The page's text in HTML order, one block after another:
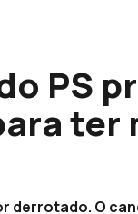
PS
ter
derrotado. O